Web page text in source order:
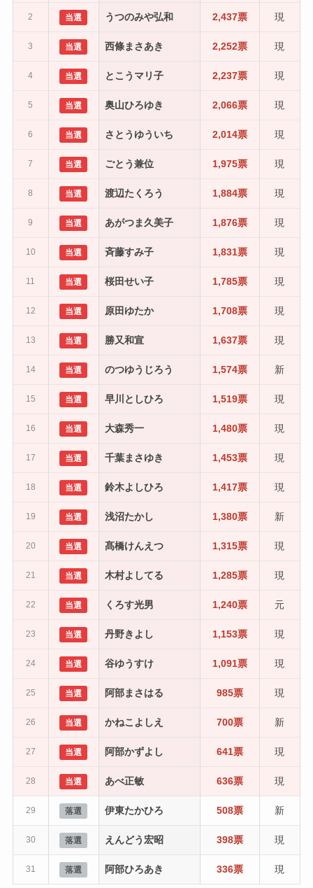
2 当選 うつのみや弘和 2,437票 現
3 当選 西條まさあき 2,252票 現
4 当選 とこうマリ子 2,237票 現
5 当選 奥山ひろゆき 2,066票 現
6 当選 さとうゆういち 2,014票 現
7 当選 ごとう兼位 1,975票 現
8 当選 渡辺たくろう 1,884票 現
9 当選 あがつま久美子 1,876票 現
10 当選 斉藤すみ子 1,831票 現
11 当選 桜田せい子 1,785票 現
12 当選 原田ゆたか 1,708票 現
13 当選 勝又和宣 1,637票 現
14 当選 のつゆうじろう 1,574票 新
15 当選 早川としひろ 1,519票 現
16 当選 大森秀一 1,480票 現
17 当選 千葉まさゆき 1,453票 現
18 当選 鈴木よしひろ 1,417票 現
19 当選 浅沼たかし 1,380票 新
20 当選 髙橋けんえつ 1,315票 現
21 当選 木村よしてる 1,285票 現
22 当選 くろす光男 1,240票 元
23 当選 丹野きよし 1,153票 現
24 当選 谷ゆうすけ 1,091票 現
25 当選 阿部まさはる 985票 現
26 当選 かねこよしえ 700票 新
27 当選 阿部かずよし 641票 現
28 当選 あべ正敏 636票 現
29 落選 伊東たかひろ 508票 新
30 落選 えんどう宏昭 398票 現
31 落選 阿部ひろあき 336票 現